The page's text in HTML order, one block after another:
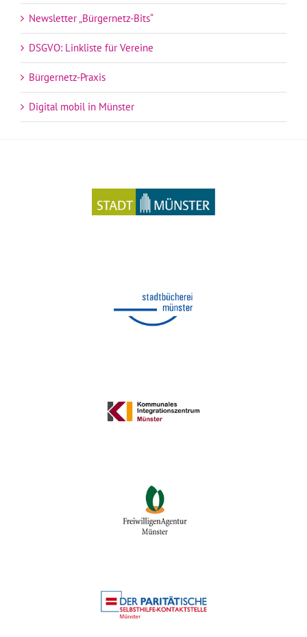
Newsletter „Bürgernetz-Bits“
DSGVO: Linkliste für Vereine
Bürgernetz-Praxis
Digital mobil in Münster